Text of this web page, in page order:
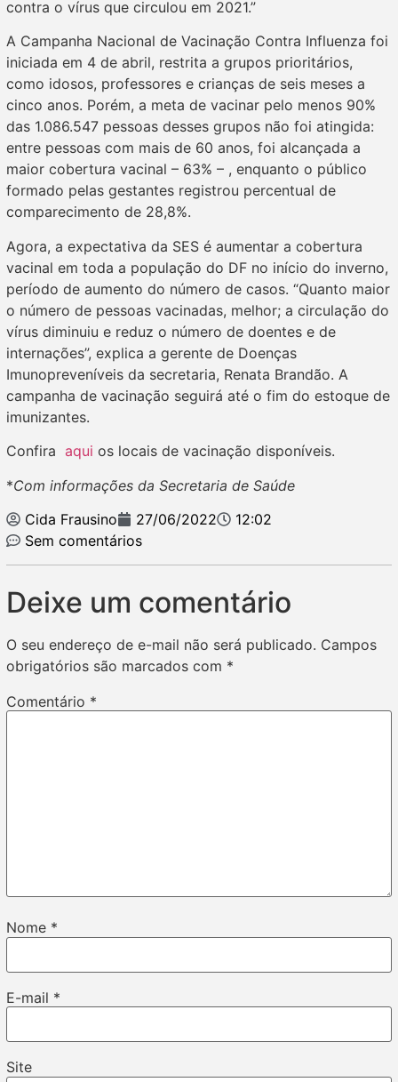
contra o vírus que circulou em 2021.”
A Campanha Nacional de Vacinação Contra Influenza foi
iniciada em 4 de abril, restrita a grupos prioritários,
como idosos, professores e crianças de seis meses a
cinco anos. Porém, a meta de vacinar pelo menos 90%
das 1.086.547 pessoas desses grupos não foi atingida:
entre pessoas com mais de 60 anos, foi alcançada a
maior cobertura vacinal – 63% – , enquanto o público
formado pelas gestantes registrou percentual de
comparecimento de 28,8%.
Agora, a expectativa da SES é aumentar a cobertura
vacinal em toda a população do DF no início do inverno,
período de aumento do número de casos. “Quanto maior
o número de pessoas vacinadas, melhor; a circulação do
vírus diminuiu e reduz o número de doentes e de
internações”, explica a gerente de Doenças
Imunopreveníveis da secretaria, Renata Brandão. A
campanha de vacinação seguirá até o fim do estoque de
imunizantes.
Confira aqui os locais de vacinação disponíveis.
*Com informações da Secretaria de Saúde
Cida Frausino
27/06/2022
12:02
Sem comentários
Deixe um comentário
O seu endereço de e-mail não será publicado. Campos
obrigatórios são marcados com *
Comentário *
Nome *
E-mail *
Site